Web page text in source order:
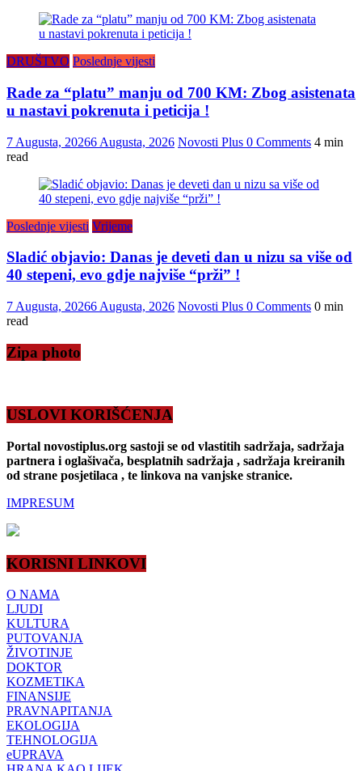
DRUŠTVO Poslednje vijesti
Rade za “platu” manju od 700 KM: Zbog asistenata
u nastavi pokrenuta i peticija !
7 Augusta, 20266 Augusta, 2026 Novosti Plus 0 Comments 4 min
read
Poslednje vijesti Vrijeme
Sladić objavio: Danas je deveti dan u nizu sa više od
40 stepeni, evo gdje najviše “prži” !
7 Augusta, 20266 Augusta, 2026 Novosti Plus 0 Comments 0 min
read
Zipa photo
USLOVI KORIŠĆENJA
Portal novostiplus.org sastoji se od vlastitih sadržaja, sadržaja
partnera i oglašivača, besplatnih sadržaja , sadržaja kreiranih
od strane posjetilaca , te linkova na vanjske stranice.
IMPRESUM
KORISNI LINKOVI
O NAMA
LJUDI
KULTURA
PUTOVANJA
ŽIVOTINJE
DOKTOR
KOZMETIKA
FINANSIJE
PRAVNAPITANJA
EKOLOGIJA
TEHNOLOGIJA
eUPRAVA